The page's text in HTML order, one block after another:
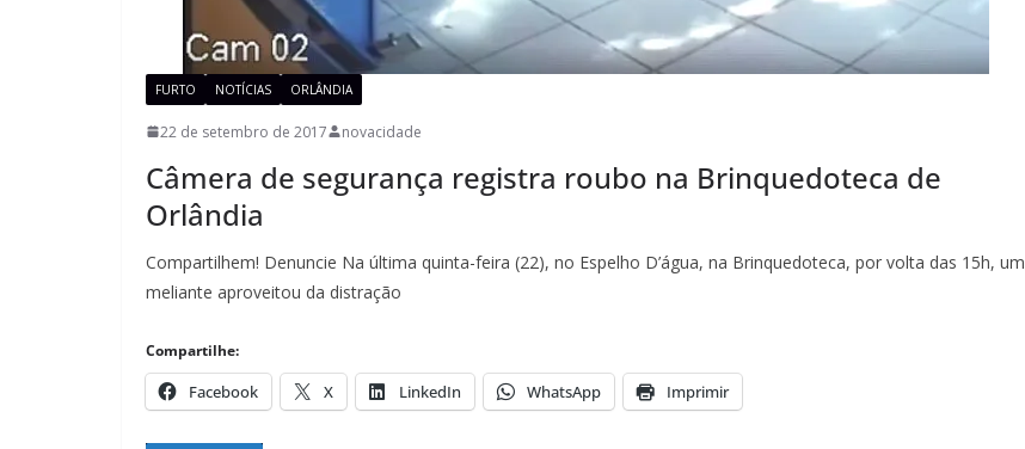
FURTO NOTÍCIAS ORLÂNDIA
22 de setembro de 2017 novacidade
Câmera de segurança registra roubo na Brinquedoteca de
Orlândia
Compartilhem! Denuncie Na última quinta-feira (22), no Espelho D’água, na Brinquedoteca, por volta das 15h, um
meliante aproveitou da distração
Compartilhe:
Facebook X LinkedIn WhatsApp Imprimir